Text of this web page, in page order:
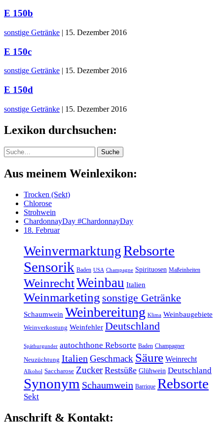
E 150b
sonstige Getränke | 15. Dezember 2016
E 150c
sonstige Getränke | 15. Dezember 2016
E 150d
sonstige Getränke | 15. Dezember 2016
Lexikon durchsuchen:
Suche Suche
Aus meinem Weinlexikon:
Trocken (Sekt)
Chlorose
Strohwein
ChardonnayDay #ChardonnayDay
18. Februar
WeinvermarktungRebsorte
Sensorik Baden USA Champagne Spirituosen Maßeinheiten
WeinrechtWeinbau Italien
Weinmarketing sonstige Getränke
Schaumwein Weinbereitung Klima Weinbaugebiete
Weinverkostung Weinfehler Deutschland
Spätburgunder autochthone Rebsorte Baden Champagner
Neuzüchtung Italien Geschmack Säure Weinrecht
Alkohol Saccharose Zucker Restsüße Glühwein Deutschland
Synonym Schaumwein Barrique Rebsorte
Sekt
Anschrift & Kontakt: